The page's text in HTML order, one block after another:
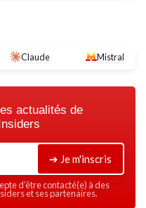
Claude Mistral
actualités de
➔ Je m'inscris
d’être contacté(e) à des
et ses partenaires.